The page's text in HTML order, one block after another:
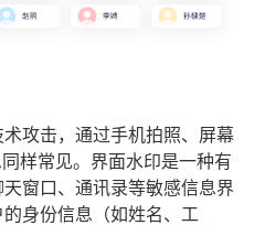
攻击，通过手机拍照、屏幕
样常见。界面水印是一种有
窗口、通讯录等敏感信息界
身份信息（如姓名、工